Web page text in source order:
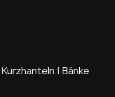
| Bänke